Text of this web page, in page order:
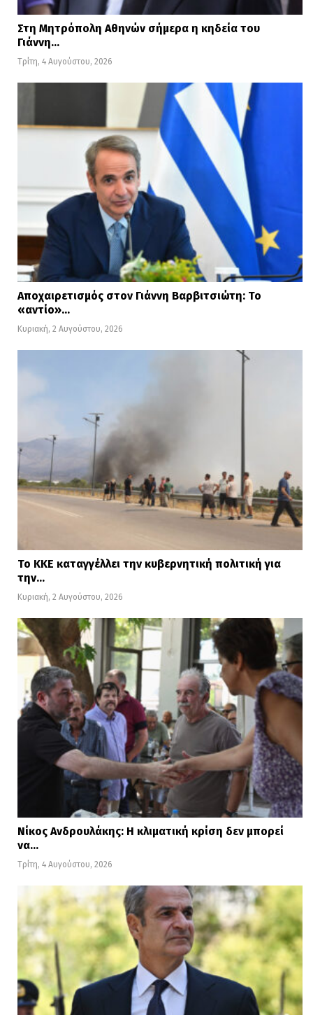
Στη Μητρόπολη Αθηνών σήμερα η κηδεία του
Γιάννη…
Τρίτη, 4 Αυγούστου, 2026
Αποχαιρετισμός στον Γιάννη Βαρβιτσιώτη: Το
«αντίο»…
Κυριακή, 2 Αυγούστου, 2026
Το ΚΚΕ καταγγέλλει την κυβερνητική πολιτική για
την…
Κυριακή, 2 Αυγούστου, 2026
Νίκος Ανδρουλάκης: Η κλιματική κρίση δεν μπορεί
να…
Τρίτη, 4 Αυγούστου, 2026